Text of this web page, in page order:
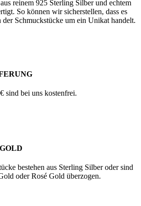
reinem 925 Sterling Silber und echtem
So können wir sicherstellen, dass es
der Schmuckstücke um ein Unikat handelt.
sind bei uns kostenfrei.
bestehen aus Sterling Silber oder sind
oder Rosé Gold überzogen.